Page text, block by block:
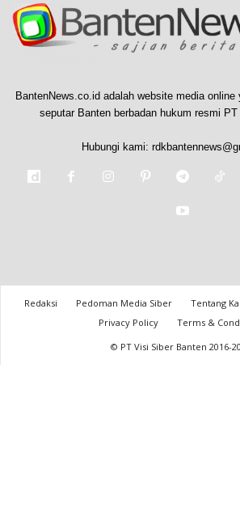
BantenNews.co.id adalah website media
seputar Banten berbadan hukum resmi
Hubungi kami:
Redaksi Pedoman Media Siber Tentang
Privacy Policy
Terms &
© PT Visi Siber Banten 2016-